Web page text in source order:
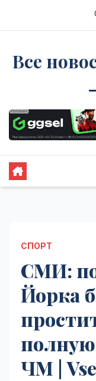
Все
СПОРТ
СМИ:
Йорка
полную
ЧМ |